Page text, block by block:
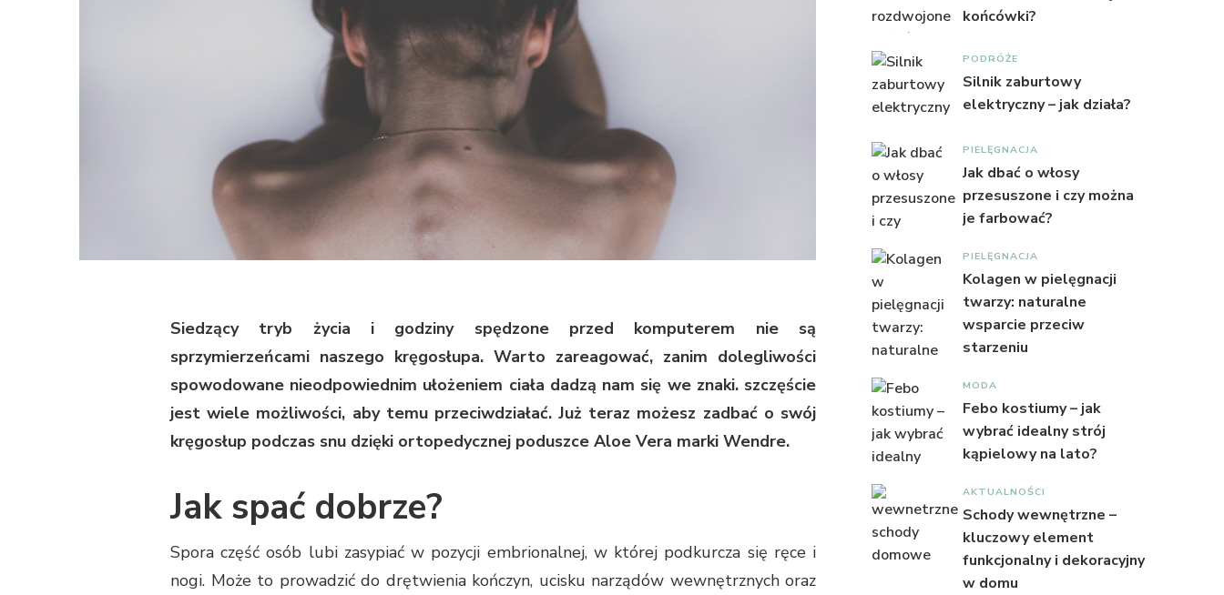
Siedzący tryb życia i godziny spędzone przed komputerem nie są
sprzymierzeńcami naszego kręgosłupa. Warto zareagować, zanim dolegliwości
spowodowane nieodpowiednim ułożeniem ciała dadzą nam się we znaki.​ szczęście
jest wiele możliwości, aby temu przeciwdziałać. Już teraz możesz zadbać o swój
kręgosłup podczas snu dzięki ortopedycznej poduszce Aloe Vera marki Wendre.
Jak spać dobrze?
Spora część osób lubi zasypiać w pozycji embrionalnej, w której podkurcza się ręce i
nogi. Może to prowadzić do drętwienia kończyn, ucisku narządów wewnętrznych oraz
końcówki?
PODRÓŻE
Silnik zaburtowy
elektryczny – jak działa?
PIELĘGNACJA
Jak dbać o włosy
przesuszone i czy można
je farbować?
PIELĘGNACJA
Kolagen w pielęgnacji
twarzy: naturalne
wsparcie przeciw
starzeniu
MODA
Febo kostiumy – jak
wybrać idealny strój
kąpielowy na lato?
AKTUALNOŚCI
Schody wewnętrzne –
kluczowy element
funkcjonalny i dekoracyjny
w domu